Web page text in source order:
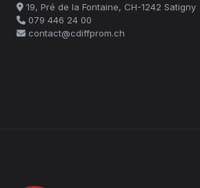
19, Pré de la Fontaine, CH-1242 Satigny
079 446 24 00
contact@cdiffprom.ch